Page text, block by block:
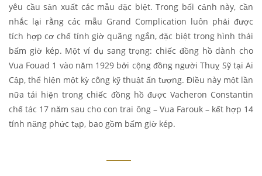
yêu cầu sản xuất các mẫu đặc biệt. Trong bối cảnh này, cần
nhắc lại rằng các mẫu Grand Complication luôn phải được
tích hợp cơ chế tính giờ quãng ngắn, đặc biệt trong hình thái
bấm giờ kép. Một ví dụ sang trọng: chiếc đồng hồ dành cho
Vua Fouad 1 vào năm 1929 bởi cộng đồng người Thuỵ Sỹ tại Ai
Cập, thể hiện một kỳ công kỹ thuật ấn tượng. Điều này một lần
nữa tái hiện trong chiếc đồng hồ được Vacheron Constantin
chế tác 17 năm sau cho con trai ông – Vua Farouk – kết hợp 14
tính năng phức tạp, bao gồm bấm giờ kép.